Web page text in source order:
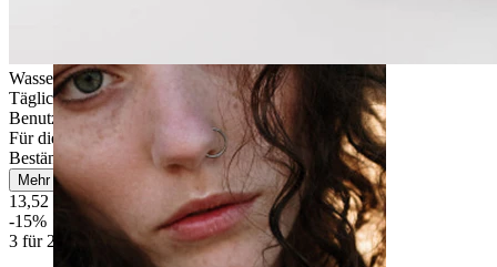
Wasserfest
Tägliches Tragen
Benutzerfreundlich
Für die meisten Hauttypen
Beständig
Mehr lesen
13,52 €
15,90 €
-15%
3 für 2